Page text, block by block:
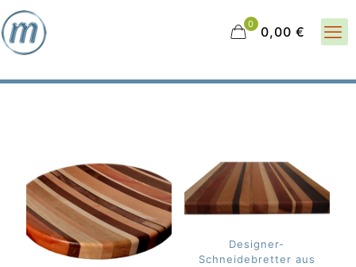
0 0,00 €
Designer-
Schneidebretter aus